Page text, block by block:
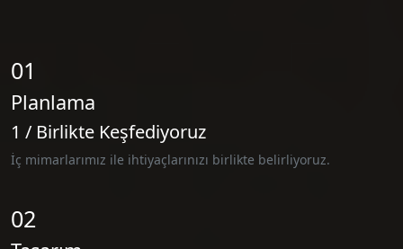
01
Planlama
1 / Birlikte Keşfediyoruz
İç mimarlarımız ile ihtiyaçlarınızı birlikte belirliyoruz.
02